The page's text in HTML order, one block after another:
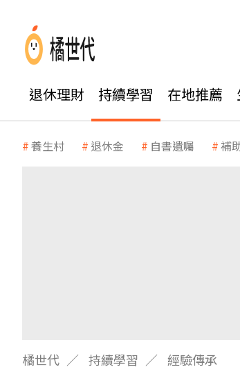
退休理財 持續學習 在地推薦
養生村 退休金 自書遺囑 補
橘世代 持續學習 經驗傳承